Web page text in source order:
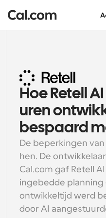
Oplossingen
Op teamgrootte
Voor individuen
Persoonlijke planning
Voor Teams
Voor organisaties
Grotere
beveiliging
Voor ondernemingen
Enterprise
Ontwikkelaar
Documentatie voor
API
Hulpbronnen
Lettertype: Cal Sans
Ons eigen variabele
Cal.ai
Prijzen
Hoe Retell
uren
bespaard
De beperkingen
hen. De
Cal.com gaf Retell
ingebedde
ontwikkeltijd werd
door AI